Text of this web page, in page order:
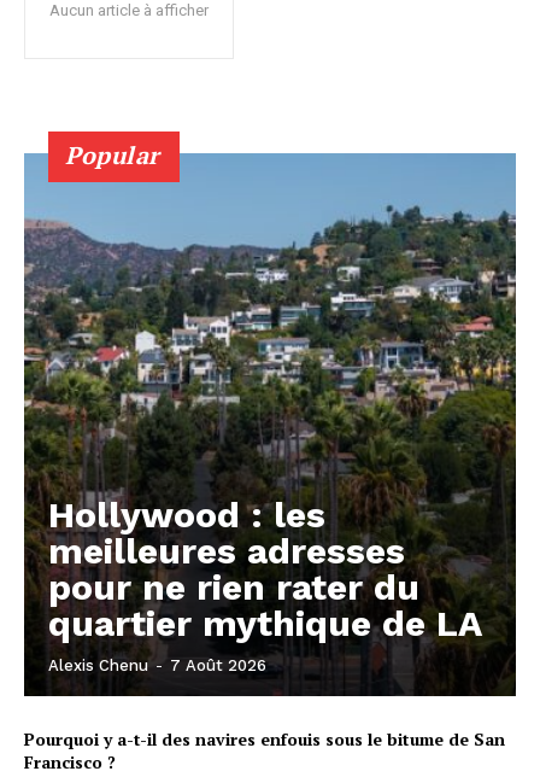
Aucun article à afficher
Popular
Hollywood : les
meilleures adresses
pour ne rien rater du
quartier mythique de LA
Alexis Chenu - 7 Août 2026
Pourquoi y a-t-il des navires enfouis sous le bitume de San
Francisco ?